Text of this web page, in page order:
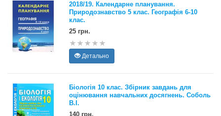
2018/19. Календарне планування.
Природознавство 5 клас. Географія 6-10
клас.
25 грн.
Детально
Біологія 10 клас. Збірник завдань для
оцінювання навчальних досягнень. Соболь
В.І.
140 грн.